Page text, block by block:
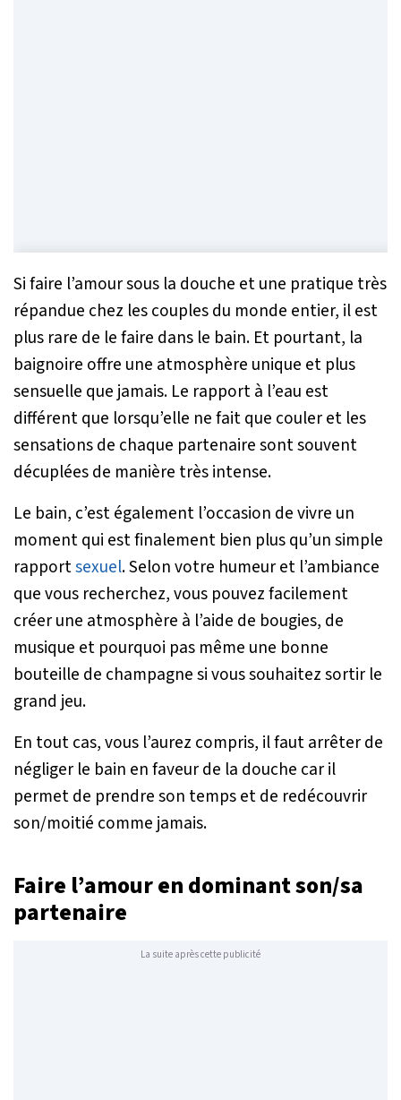
Si faire l’amour sous la douche et une pratique très
répandue chez les couples du monde entier, il est
plus rare de le faire dans le bain. Et pourtant, la
baignoire offre une atmosphère unique et plus
sensuelle que jamais. Le rapport à l’eau est
différent que lorsqu’elle ne fait que couler et les
sensations de chaque partenaire sont souvent
décuplées de manière très intense.
Le bain, c’est également l’occasion de vivre un
moment qui est finalement bien plus qu’un simple
rapportsexuel. Selon votre humeur et l’ambiance
que vous recherchez, vous pouvez facilement
créer une atmosphère à l’aide de bougies, de
musique et pourquoi pas même une bonne
bouteille de champagne si vous souhaitez sortir le
grand jeu.
En tout cas, vous l’aurez compris, il faut arrêter de
négliger le bain en faveur de la douche car il
permet de prendre son temps et de redécouvrir
son/moitié comme jamais.
Faire l’amour en dominant son/sa
partenaire
La suite après cette publicité